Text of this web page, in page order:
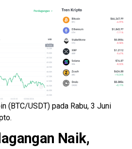
(BTC/USDT) pada Rabu, 3 Juni
Naik,